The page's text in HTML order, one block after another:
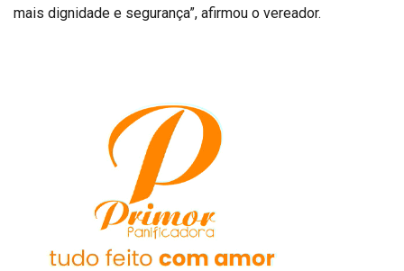
mais dignidade e segurança”, afirmou o vereador.